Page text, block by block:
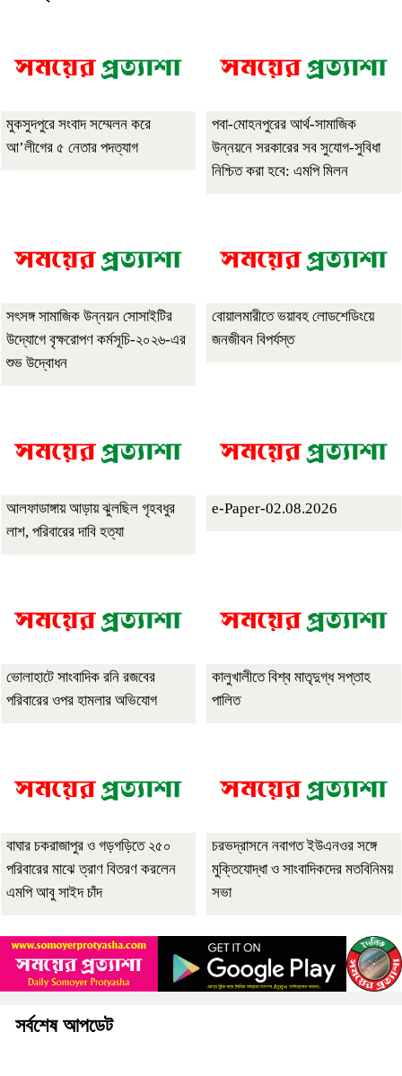
মুকসুদপুরে সংবাদ সম্মেলন করে
আ’লীগের ৫ নেতার পদত্যাগ
পবা-মোহনপুরের আর্থ-সামাজিক
উন্নয়নে সরকারের সব সুযোগ-সুবিধা
নিশ্চিত করা হবে: এমপি মিলন
সৎসঙ্গ সামাজিক উন্নয়ন সোসাইটির
উদ্যোগে বৃক্ষরোপণ কর্মসূচি-২০২৬-এর
শুভ উদ্বোধন
বোয়ালমারীতে ভয়াবহ লোডশেডিংয়ে
জনজীবন বিপর্যস্ত
আলফাডাঙ্গায় আড়ায় ঝুলছিল গৃহবধুর
লাশ, পরিবারের দাবি হত্যা
e-Paper-02.08.2026
ভোলাহাটে সাংবাদিক রনি রজবের
পরিবারের ওপর হামলার অভিযোগ
কালুখালীতে বিশ্ব মাতৃদুগ্ধ সপ্তাহ
পালিত
বাঘার চকরাজাপুর ও গড়গড়িতে ২৫০
পরিবারের মাঝে ত্রাণ বিতরণ করলেন
এমপি আবু সাইদ চাঁদ
চরভদ্রাসনে নবাগত ইউএনওর সঙ্গে
মুক্তিযোদ্ধা ও সাংবাদিকদের মতবিনিময়
সভা
সর্বশেষ আপডেট